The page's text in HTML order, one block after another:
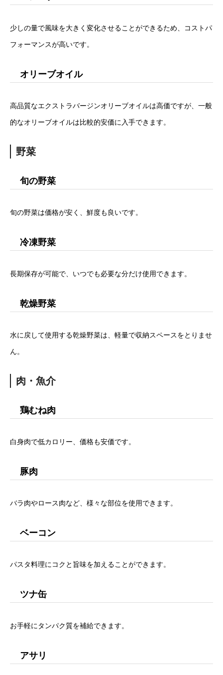
少しの量で風味を大きく変化させることができるため、コストパ
フォーマンスが高いです。
オリーブオイル
高品質なエクストラバージンオリーブオイルは高価ですが、一般
的なオリーブオイルは比較的安価に入手できます。
野菜
旬の野菜
旬の野菜は価格が安く、鮮度も良いです。
冷凍野菜
長期保存が可能で、いつでも必要な分だけ使用できます。
乾燥野菜
水に戻して使用する乾燥野菜は、軽量で収納スペースをとりませ
ん。
肉・魚介
鶏むね肉
白身肉で低カロリー、価格も安価です。
豚肉
バラ肉やロース肉など、様々な部位を使用できます。
ベーコン
パスタ料理にコクと旨味を加えることができます。
ツナ缶
お手軽にタンパク質を補給できます。
アサリ